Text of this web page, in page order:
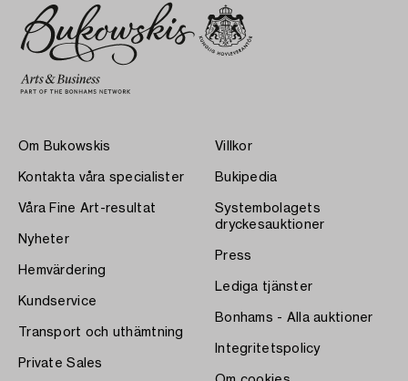
Om Bukowskis
Kontakta våra specialister
Våra Fine Art-resultat
Nyheter
Hemvärdering
Kundservice
Transport och uthämtning
Private Sales
Villkor
Bukipedia
Systembolagets
dryckesauktioner
Press
Lediga tjänster
Bonhams - Alla auktioner
Integritetspolicy